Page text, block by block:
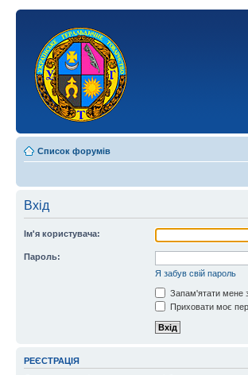
Список форумів
Вхід
Ім'я користувача:
Пароль:
Я забув свій пароль
Запам'ятати мене
Приховати моє
РЕЄСТРАЦІЯ